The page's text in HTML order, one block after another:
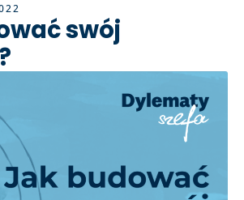
swój